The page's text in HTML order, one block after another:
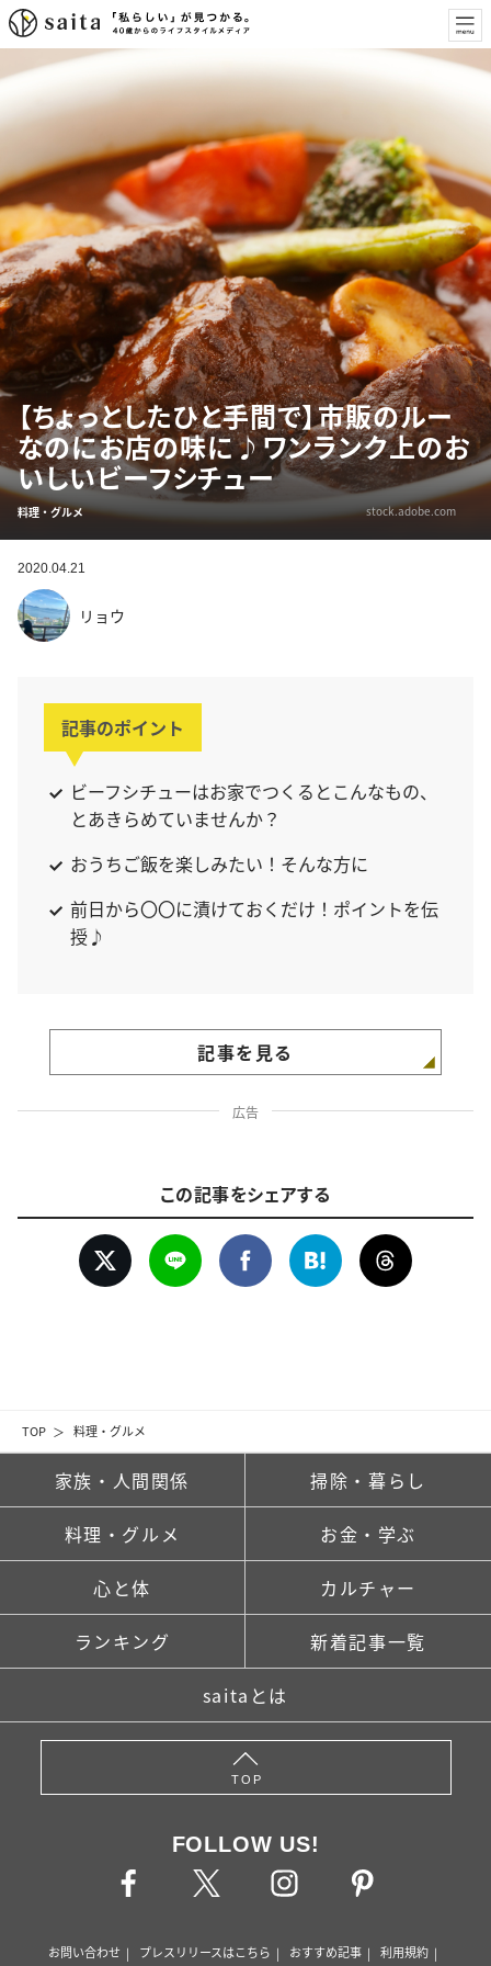
TOP 料理・グルメ
【ちょっとしたひと手間で】市販のルー
なのにお店の味に♪ワンランク上のお
いしいビーフシチュー
料理・グルメ stock.adobe.com
2020.04.21
リョウ
記事のポイント
ビーフシチューはお家でつくるとこんなもの、
とあきらめていませんか？
おうちご飯を楽しみたい！そんな方に
前日から〇〇に漬けておくだけ！ポイントを伝
授♪
記事を見る
広告
この記事をシェアする
家族・人間関係 掃除・暮らし
料理・グルメ お金・学ぶ
心と体 カルチャー
ランキング 新着記事一覧
saitaとは
TOP
FOLLOW US!
お問い合わせ プレスリリースはこちら おすすめ記事 利用規約